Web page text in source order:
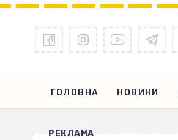
ГОЛОВНА НОВИНИ
РЕКЛАМА